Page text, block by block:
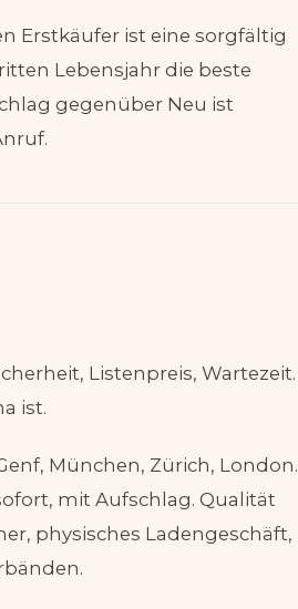
Erstkäufer ist eine sorgfältig
Lebensjahr die beste
gegenüber Neu ist
Listenpreis, Wartezeit.
ist.
München, Zürich, London.
mit Aufschlag. Qualität
physisches Ladengeschäft,